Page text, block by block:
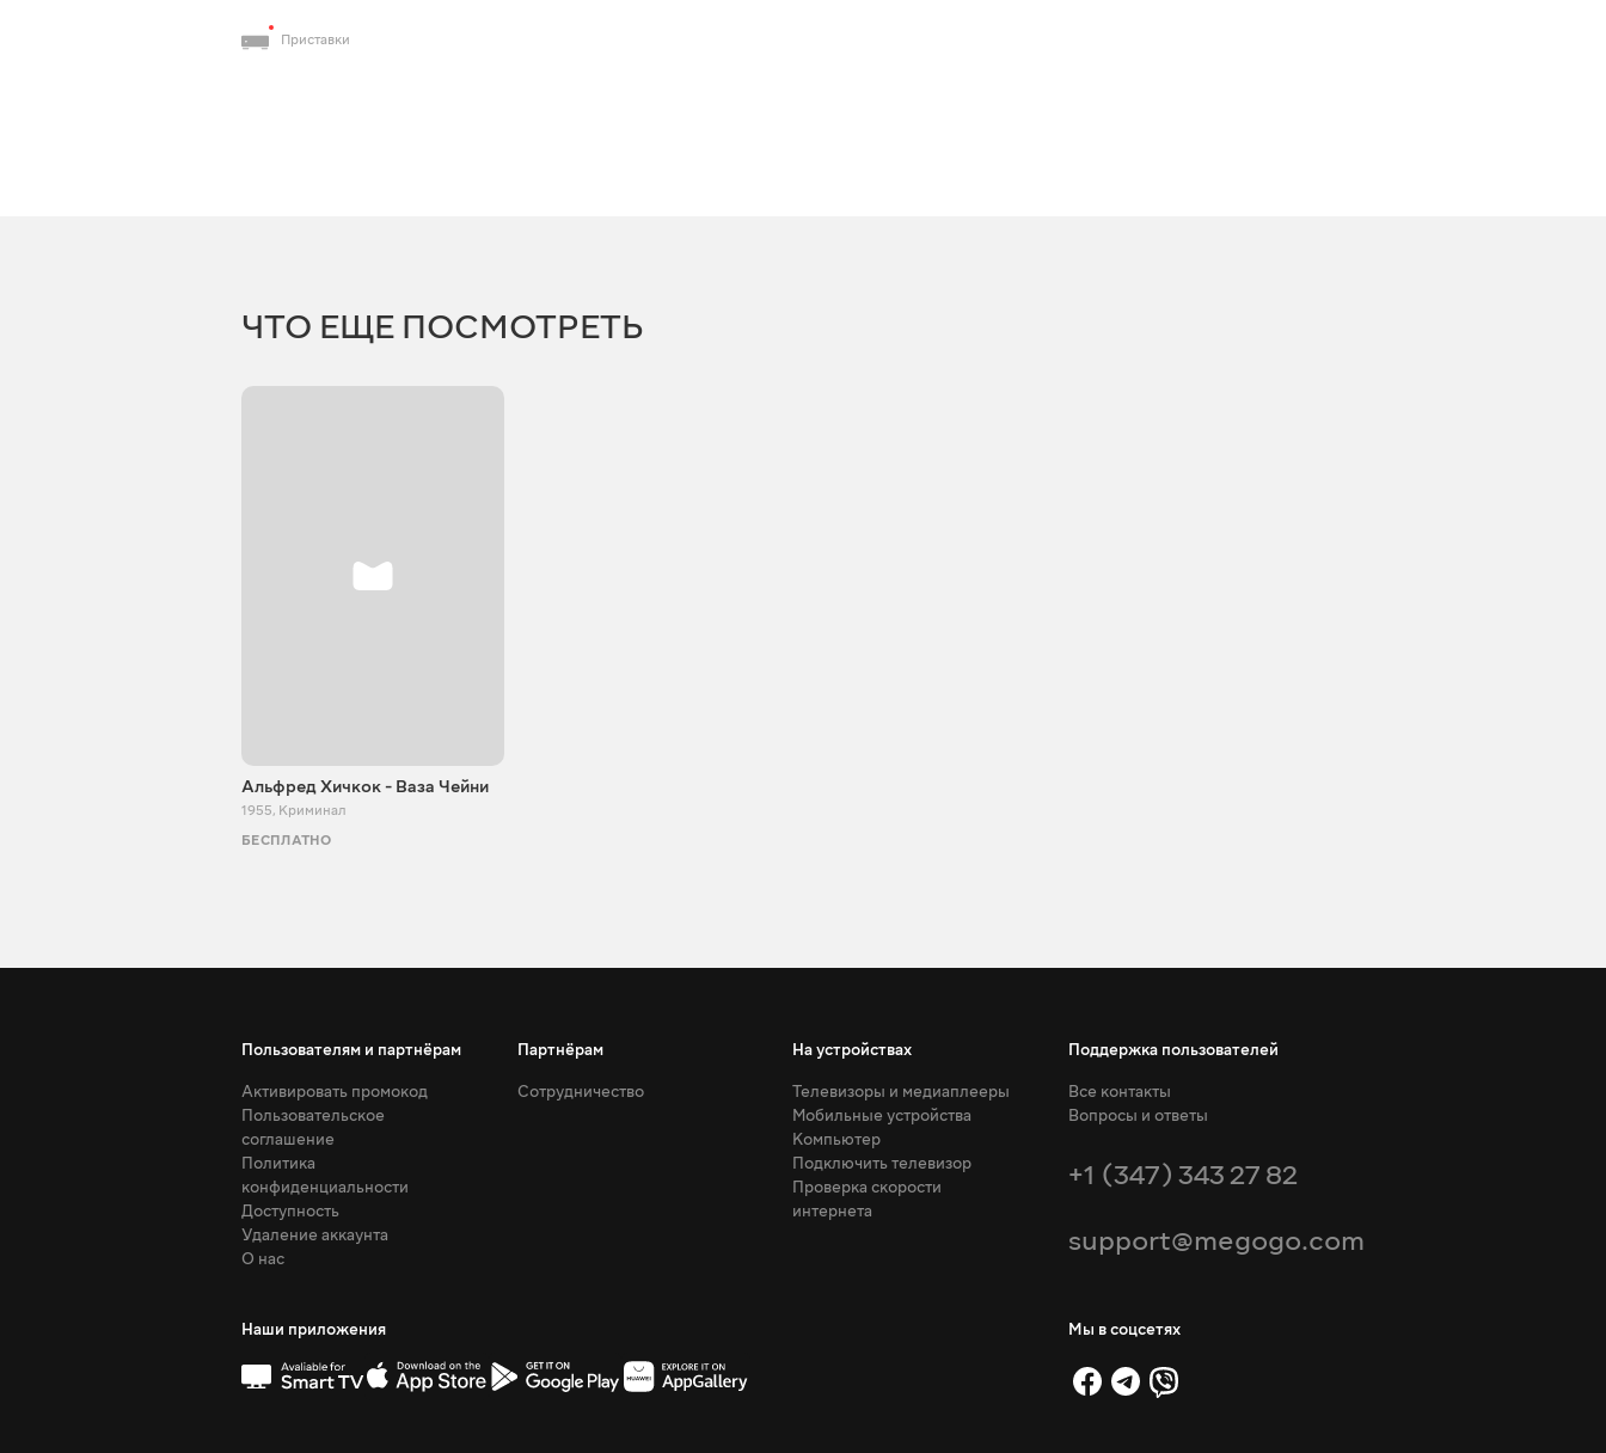
Приставки
ЧТО ЕЩЕ ПОСМОТРЕТЬ
Альфред Хичкок - Ваза Чейни
1955, Криминал
БЕСПЛАТНО
Пользователям и партнёрам
Активировать промокод
Пользовательское
соглашение
Политика
конфиденциальности
Доступность
Удаление аккаунта
О нас
Партнёрам
Сотрудничество
На устройствах
Телевизоры и медиаплееры
Мобильные устройства
Компьютер
Подключить телевизор
Проверка скорости
интернета
Поддержка пользователей
Все контакты
Вопросы и ответы
+1 (347) 343 27 82
support@megogo.com
Наши приложения Мы в соцсетях